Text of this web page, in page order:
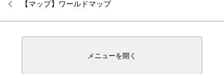
【マップ】ワールドマップ
メニューを開く